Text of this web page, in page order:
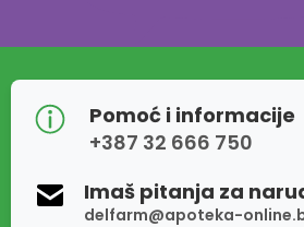
Pomoć i informacije
+387 32 666 750
Imaš pitanja za
delfarm@apoteka-